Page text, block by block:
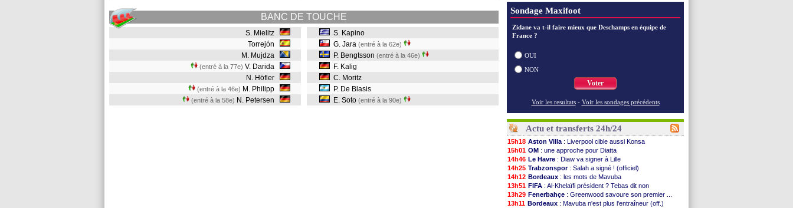
BANC DE TOUCHE
S. Mielitz
Torrejón
M. Mujdza
(entré à la 77e) V. Darida
N. Höfler
(entré à la 46e) M. Philipp
(entré à la 58e) N. Petersen
S. Kapino
G. Jara (entré à la 62e)
P. Bengtsson (entré à la 46e)
F. Kalig
C. Moritz
P. De Blasis
E. Soto (entré à la 90e)
Sondage Maxifoot
Zidane va t-il faire mieux que Deschamps en équipe de
France ?
OUI
NON
Voter
Voir les resultats - Voir les sondages précédents
Actu et transferts 24h/24
15h18 Aston Villa : Liverpool cible aussi Konsa
15h01 OM : une approche pour Diatta
14h46 Le Havre : Diaw va signer à Lille
14h25 Trabzonspor : Salah a signé ! (officiel)
14h12 Bordeaux : les mots de Mavuba
13h51 FIFA : Al-Khelaïfi président ? Tebas dit non
13h29 Fenerbahçe : Greenwood savoure son premier ...
13h11 Bordeaux : Mavuba n'est plus l'entraîneur (off.)